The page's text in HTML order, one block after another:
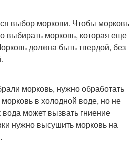
выбор моркови. Чтобы морковь
выбирать морковь, которая еще
должна быть твердой, без
морковь, нужно обработать
в холодной воде, но не
вода может вызвать гниение
нужно высушить морковь на